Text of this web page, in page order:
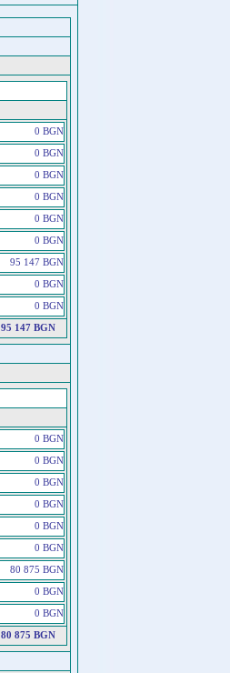
0 BGN
0 BGN
0 BGN
0 BGN
0 BGN
0 BGN
95 147 BGN
0 BGN
0 BGN
95 147 BGN
0 BGN
0 BGN
0 BGN
0 BGN
0 BGN
0 BGN
80 875 BGN
0 BGN
0 BGN
80 875 BGN